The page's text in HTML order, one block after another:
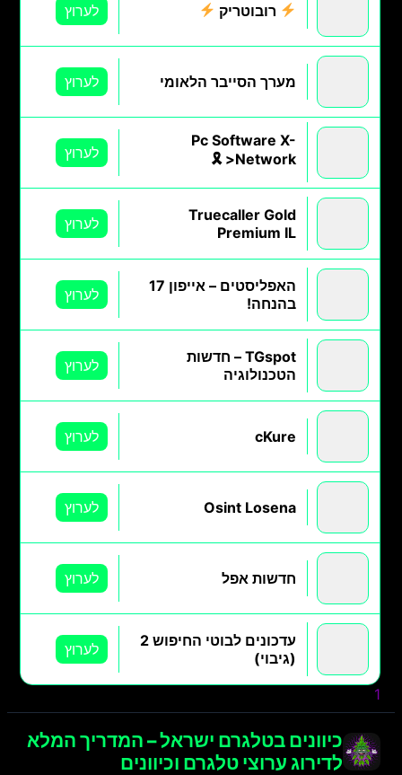
רובוטריק לערוץ
מערך הסייבר הלאומי לערוץ
Pc Software X-
>Network 🎗
לערוץ
Truecaller Gold
Premium IL
לערוץ
האפליסטים – אייפון 17
בהנחה!
לערוץ
TGspot – חדשות
הטכנולוגיה
לערוץ
cKure לערוץ
Osint Losena לערוץ
חדשות אפל לערוץ
עדכונים לבוטי החיפוש 2
(גיבוי)
לערוץ
1
כיוונים בטלגרם ישראל – המדריך המלא
לדירוג ערוצי טלגרם וכיוונים